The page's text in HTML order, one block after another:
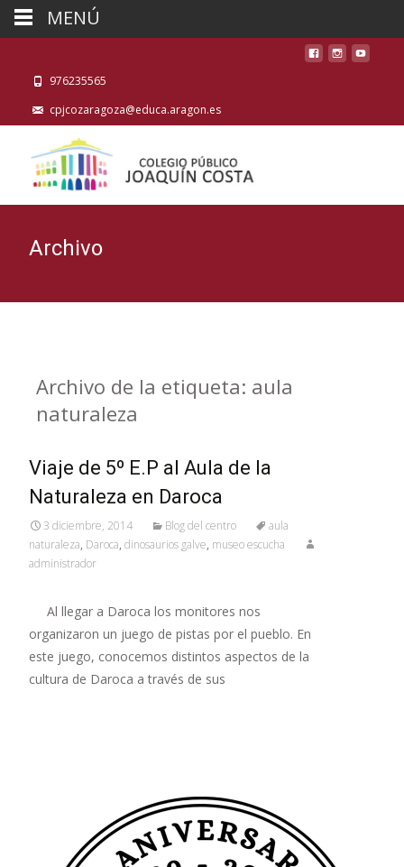
976235565
cpjcozaragoza@educa.aragon.es
Archivo
Archivo de la etiqueta: aula
naturaleza
Viaje de 5º E.P al Aula de la
Naturaleza en Daroca
3 diciembre, 2014 Blog del centro
aula
naturaleza, Daroca, dinosaurios galve, museo escucha
administrador
Al llegar a Daroca los monitores nos
organizaron un juego de pistas por el pueblo. En
este juego, conocemos distintos aspectos de la
cultura de Daroca a través de sus
MENÚ